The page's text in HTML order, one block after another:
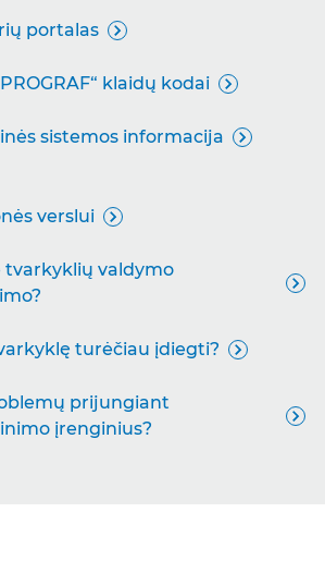
portalas 
klaidų kodai 
sistemos informacija 
verslui 
tvarkyklių valdymo

turėčiau įdiegti? 
prijungiant
įrenginius?
